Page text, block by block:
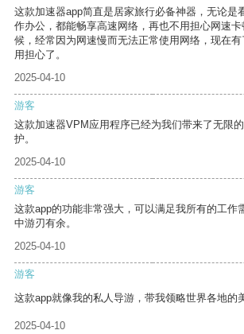
这款加速器app简直是居家旅行必备神器，无论是
作办公，都能畅享高速网络，再也不用担心网速
候，经常因为网速慢而无法正常使用网络，现在
用担心了。
2025-04-10
游客
这款加速器VPM应用程序已经为我们带来了无限
护。
2025-04-10
游客
这款app的功能非常强大，可以满足我所有的工作
中游刃有余。
2025-04-10
游客
这款app就像我的私人导游，带我领略世界各地的
2025-04-10